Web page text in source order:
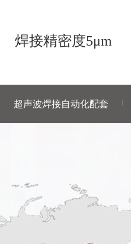
焊接精密度5μm
超声波焊接自动化配套